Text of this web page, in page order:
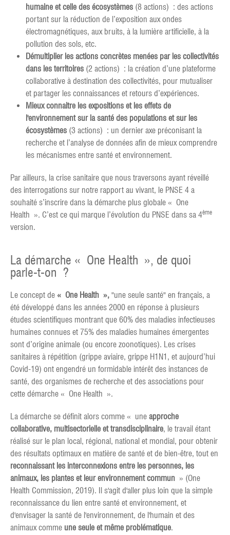
humaine et celle des écosystèmes (8 actions) : des actions
portant sur la réduction de l’exposition aux ondes
électromagnétiques, aux bruits, à la lumière artificielle, à la
pollution des sols, etc.
Démultiplier les actions concrètes menées par les collectivités
dans les territoires (2 actions) : la création d’une plateforme
collaborative à destination des collectivités, pour mutualiser
et partager les connaissances et retours d’expériences.
Mieux connaitre les expositions et les effets de
l'environnement sur la santé des populations et sur les
écosystèmes (3 actions) : un dernier axe préconisant la
recherche et l’analyse de données afin de mieux comprendre
les mécanismes entre santé et environnement.
Par ailleurs, la crise sanitaire que nous traversons ayant réveillé
des interrogations sur notre rapport au vivant, le PNSE 4 a
souhaité s’inscrire dans la démarche plus globale « One
Health ». C’est ce qui marque l’évolution du PNSE dans sa 4ème
version.
La démarche « One Health », de quoi
parle-t-on ?
Le concept de « One Health », "une seule santé" en français, a
été développé dans les années 2000 en réponse à plusieurs
études scientifiques montrant que 60% des maladies infectieuses
humaines connues et 75% des maladies humaines émergentes
sont d’origine animale (ou encore zoonotiques). Les crises
sanitaires à répétition (grippe aviaire, grippe H1N1, et aujourd’hui
Covid-19) ont engendré un formidable intérêt des instances de
santé, des organismes de recherche et des associations pour
cette démarche « One Health ».
La démarche se définit alors comme « une approche
collaborative, multisectorielle et transdisciplinaire, le travail étant
réalisé sur le plan local, régional, national et mondial, pour obtenir
des résultats optimaux en matière de santé et de bien-être, tout en
reconnaissant les interconnexions entre les personnes, les
animaux, les plantes et leur environnement commun » (One
Health Commission, 2019). Il s'agit d'aller plus loin que la simple
reconnaissance du lien entre santé et environnement, et
d'envisager la santé de l'environnement, de l'humain et des
animaux comme une seule et même problématique.